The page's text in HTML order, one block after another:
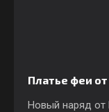
Платье феи
Новый наряд от